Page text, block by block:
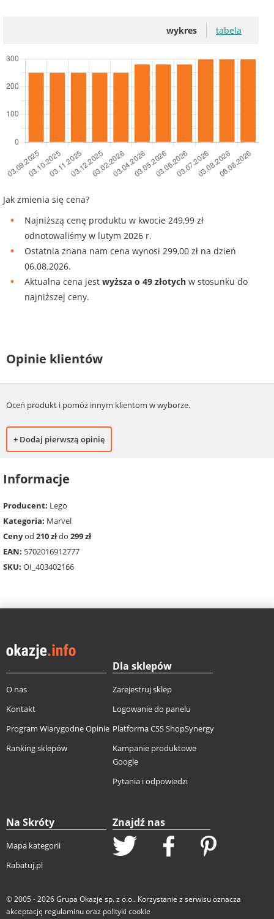
wykres tabela
Jak zmienia się cena?
Najniższą cenę produktu w kwocie 249,99 zł
odnotowaliśmy w lutym 2026 r.
Ostatnia znana nam cena wynosi 299,00 zł na dzień
06.08.2026.
Aktualna cena jest wyższa o 49 złotych w stosunku do
najniższej ceny.
Opinie klientów
Oceń produkt i pomóż innym klientom w wyborze.
+ Dodaj pierwszą opinię
Informacje
Producent: Lego
Kategoria: Marvel
Cenyod 210 złdo 299 zł
EAN: 5702016912777
SKU: OI_403402166
O nas
Kontakt
Program Wiarygodne Opinie
Ranking sklepów
Dla sklepów
Zarejestruj sklep
Logowanie do panelu
Platforma CSS ShopSynergy
Kampanie produktowe
Google
Pytania i odpowiedzi
Na Skróty
Mapa kategorii
Rabatuj.pl
Znajdź nas
© 2005 - 2026Grupa Okazje sp. z o.o.. Korzystanie z serwisu oznacza
akceptację regulaminuoraz polityki cookie